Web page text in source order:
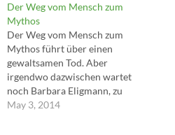
und kultiviert werden soll.
Aber das eigentlich
Menschliche ist nicht der
Trieb, sondern der 'Geist'. Er
hat die Aspekte der Freiheit,
des…
Der Weg vom Mensch zum
Mythos
Der Weg vom Mensch zum
Mythos führt über einen
gewaltsamen Tod. Aber
irgendwo dazwischen wartet
noch Barbara Eligmann, zu
richten die Lebendigen und
May 3, 2014